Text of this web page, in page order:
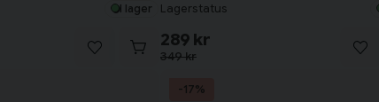
I lager Lagerstatus
349 kr
289 kr
-17%